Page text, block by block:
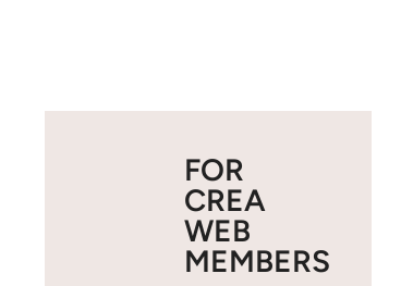
FOR
CREA
WEB
MEMBERS